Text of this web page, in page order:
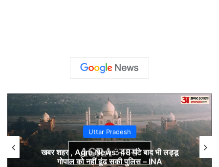
Uttar Pradesh
खबर शहर , Agra News: 48 घंटे बाद भी लड्डू
गोपाल को नहीं ढूंढ सकी पुलिस – INA